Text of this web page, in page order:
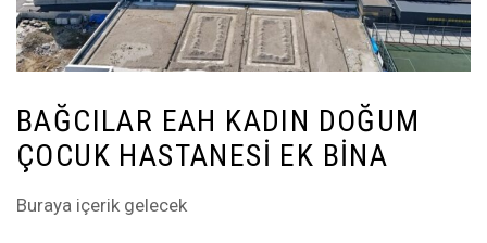
BAĞCILAR EAH KADIN DOĞUM
ÇOCUK HASTANESI EK BINA
Buraya içerik gelecek